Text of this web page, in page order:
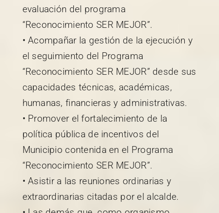
evaluación del programa
“Reconocimiento SER MEJOR”.
• Acompañar la gestión de la ejecución y
el seguimiento del Programa
“Reconocimiento SER MEJOR” desde sus
capacidades técnicas, académicas,
humanas, financieras y administrativas.
• Promover el fortalecimiento de la
política pública de incentivos del
Municipio contenida en el Programa
“Reconocimiento SER MEJOR”.
• Asistir a las reuniones ordinarias y
extraordinarias citadas por el alcalde.